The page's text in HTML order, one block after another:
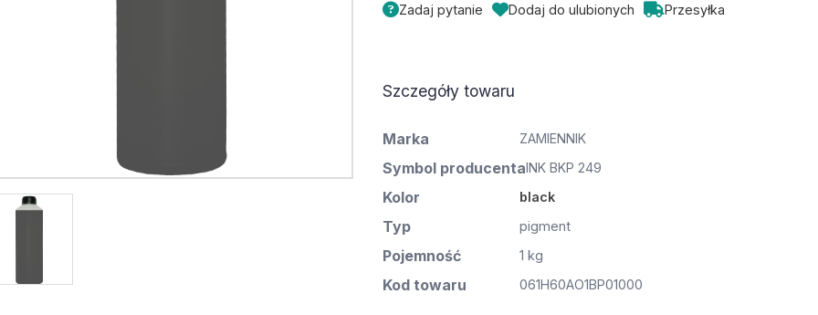
Zadaj pytanie Dodaj do ulubionych Przesyłka
Szczegóły towaru
Marka ZAMIENNIK
Symbol producentaINK BKP 249
Kolor black
Typ pigment
Pojemność 1 kg
Kod towaru 061H60AO1BP01000